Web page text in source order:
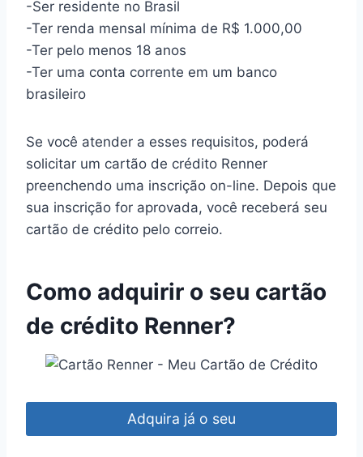
-Ser residente no Brasil
-Ter renda mensal mínima de R$ 1.000,00
-Ter pelo menos 18 anos
-Ter uma conta corrente em um banco
brasileiro
Se você atender a esses requisitos, poderá
solicitar um cartão de crédito Renner
preenchendo uma inscrição on-line. Depois que
sua inscrição for aprovada, você receberá seu
cartão de crédito pelo correio.
Como adquirir o seu cartão
de crédito Renner?
Adquira já o seu